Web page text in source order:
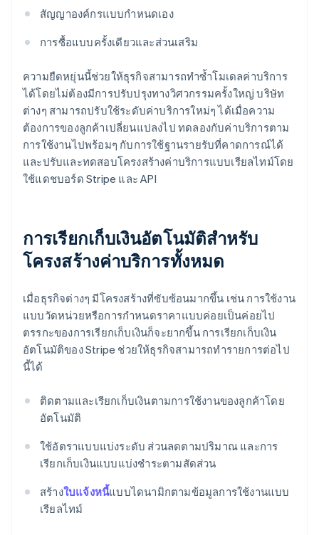
สัญญาองค์กรแบบกำหนดเอง
การซื้อแบบครั้งเดียวและส่วนเสริม
ความยืดหยุ่นนี้ช่วยให้ธุรกิจสามารถทำซ้ำโมเดลค่าบริการ
ได้โดยไม่ต้องมีการปรับปรุงทางวิศวกรรมครั้งใหญ่ บริษัท
ต่างๆ สามารถปรับใช้ระดับค่าบริการใหม่ๆ ได้เมื่อความ
ต้องการของลูกค้าเปลี่ยนแปลงไป ทดลองกับค่าบริการตาม
การใช้งานไปพร้อมๆ กับการใช้ฐานรายรับที่คาดการณ์ได้
และปรับและทดสอบโครงสร้างค่าบริการแบบเรียลไทม์โดย
ใช้แดชบอร์ด Stripe และ API
การเรียกเก็บเงินอัตโนมัติสําหรับ
โครงสร้างค่าบริการทั้งหมด
เมื่อธุรกิจต่างๆ มีโครงสร้างที่ซับซ้อนมากขึ้น เช่น การใช้งาน
แบบวัดหน่วยหรือการกำหนดราคาแบบค่อยเป็นค่อยไป
ตรรกะของการเรียกเก็บเงินก็จะยากขึ้น การเรียกเก็บเงิน
อัตโนมัติของ Stripe ช่วยให้ธุรกิจสามารถทํารายการต่อไป
นี้ได้
ติดตามและเรียกเก็บเงินตามการใช้งานของลูกค้าโดย
อัตโนมัติ
ใช้อัตราแบบแบ่งระดับ ส่วนลดตามปริมาณ และการ
เรียกเก็บเงินแบบแบ่งชําระตามสัดส่วน
สร้างใบแจ้งหนี้แบบไดนามิกตามข้อมูลการใช้งานแบบ
เรียลไทม์